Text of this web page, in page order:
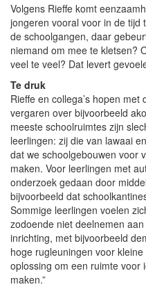
Volgens Rieffe komt
jongeren vooral voor in de tijd
de schoolgangen, daar
niemand om mee te kletsen?
veel te veel? Dat levert
Te druk
Rieffe en collega’s hopen
vergaren over bijvoorbeeld
meeste schoolruimtes zijn
leerlingen: zij die van lawaai
dat we schoolgebouwen voor
maken. Voor leerlingen met
onderzoek gedaan door
bijvoorbeeld dat
Sommige leerlingen voelen
zodoende niet deelnemen
inrichting, met bijvoorbeeld
hoge rugleuningen voor
oplossing om een ruimte voor
maken.”